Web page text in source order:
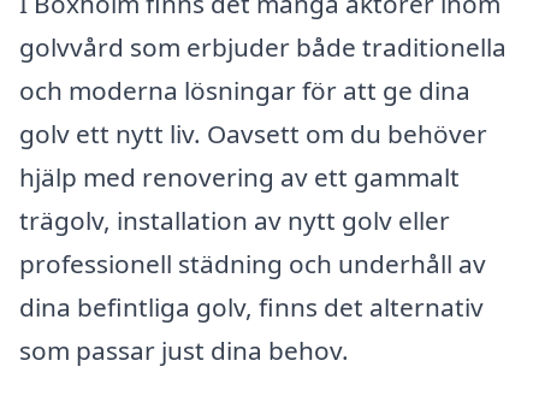
golvvård som erbjuder både traditionella
och moderna lösningar för att ge dina
golv ett nytt liv. Oavsett om du behöver
hjälp med renovering av ett gammalt
trägolv, installation av nytt golv eller
professionell städning och underhåll av
dina befintliga golv, finns det alternativ
som passar just dina behov.